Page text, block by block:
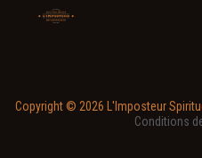
Copyright © 2026 L'Imposteur
Conditions